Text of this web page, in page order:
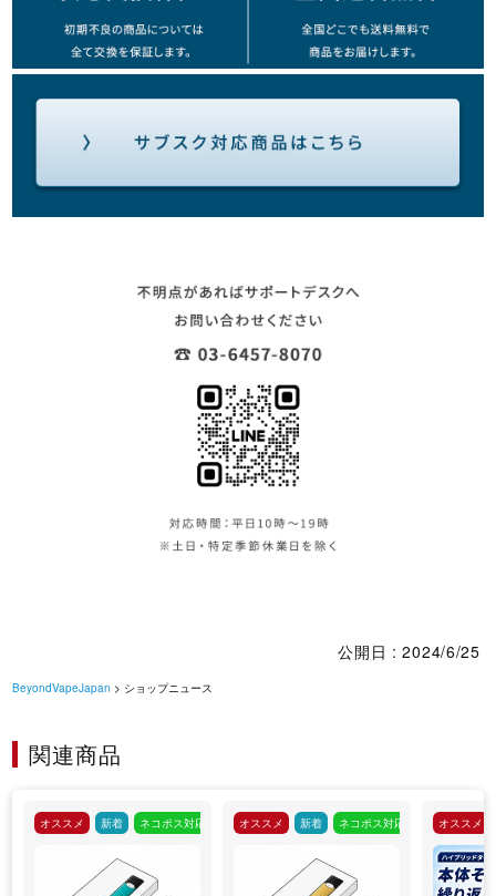
公開日 : 2024/6/25
BeyondVapeJapan > ショップニュース
関連商品
オススメ 新着 ネコポス対応 オススメ 新着 ネコポス対応 オススメ